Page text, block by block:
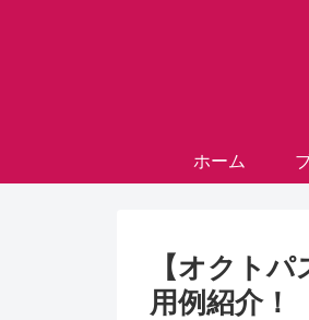
ホーム
【オクト
用例紹介！